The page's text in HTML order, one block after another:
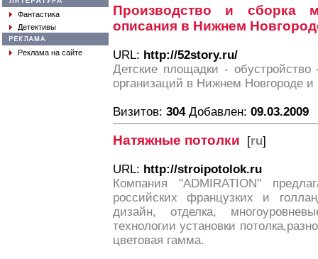
Фантастика
Детективы
Реклама на сайте
Производство и сборка
описания в Нижнем
URL: http://52story.ru/
Детские площадки - обустройство
организаций в Нижнем Новгороде и
Визитов: 304Добавлен: 09.03.2009
Натяжные потолки [ru]
URL: http://stroipotolok.ru
Компания "ADMIRATION"
российских французких и
дизайн, отделка,
технологии установки
цветовая гамма.